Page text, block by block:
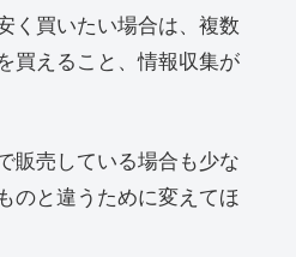
く買いたい場合は、複数
買えること、情報収集が
販売している場合も少な
のと違うために変えてほ